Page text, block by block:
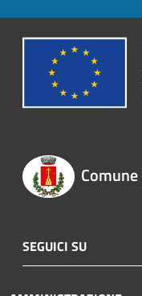
SEGUICI SU